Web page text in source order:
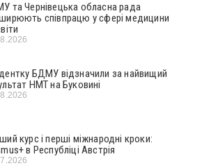
та Чернівецька обласна рада
співпрацю у сфері медицини
БДМУ відзначили за найвищий
НМТ на Буковині
курс і перші міжнародні кроки:
в Республіці Австрія